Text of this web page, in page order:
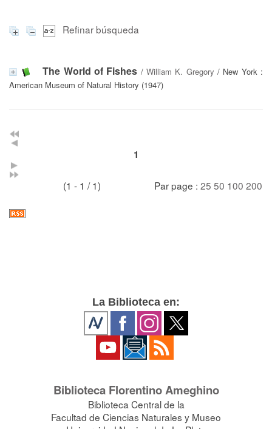
Refinar búsqueda
The World of Fishes /William K. Gregory / New York :
American Museum of Natural History (1947)
1
(1 - 1 / 1) Par page : 25 50 100 200
La Biblioteca en:
Biblioteca Florentino Ameghino
Biblioteca Central de la
Facultad de Ciencias Naturales y Museo